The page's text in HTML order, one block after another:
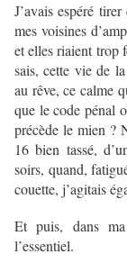
J’avais espéré
mes voisines
et elles riaient trop
sais, cette vie de
au rêve, ce calme
que le code pénal
précède le mien ?
16 bien tassé,
soirs, quand,
couette, j’agitais
Et puis, dans ma
l’essentiel.